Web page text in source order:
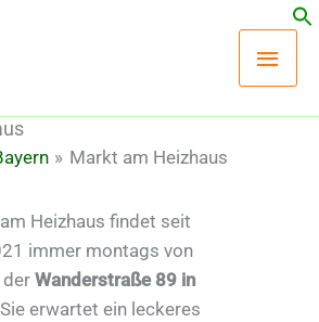
Markt am Heizhaus
Heizhaus findet seit
immer montags von
Wanderstraße 89 in
erwartet ein leckeres